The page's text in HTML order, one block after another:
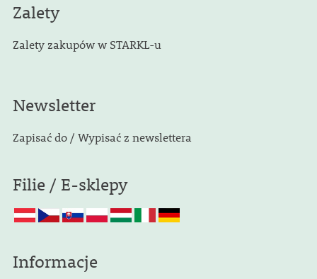
Zalety
Zalety zakupów w STARKL-u
Newsletter
Zapisać do / Wypisać z newslettera
Filie / E-sklepy
Informacje